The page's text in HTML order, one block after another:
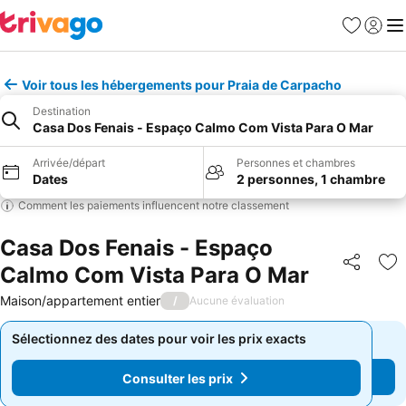
Favoris
Se
Voir tous les hébergements pour Praia de Carpacho
Destination
Casa Dos Fenais - Espaço Calmo Com Vista Para O Mar
Arrivée/départ
Dates
Personnes et chambres
2 personnes, 1 chambre
Comment les paiements influencent notre classement
Casa Dos Fenais - Espaço
Calmo Com Vista Para O Mar
Partager
Maison/appartement entier / Aucune évaluation
Sélectionnez des dates pour voir les prix exacts
Consulter les prix
Sélectionnez des dates pour voir les prix exacts
Consulter les prix